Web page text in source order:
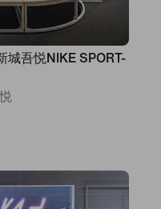
城吾悦NIKE SPORT-